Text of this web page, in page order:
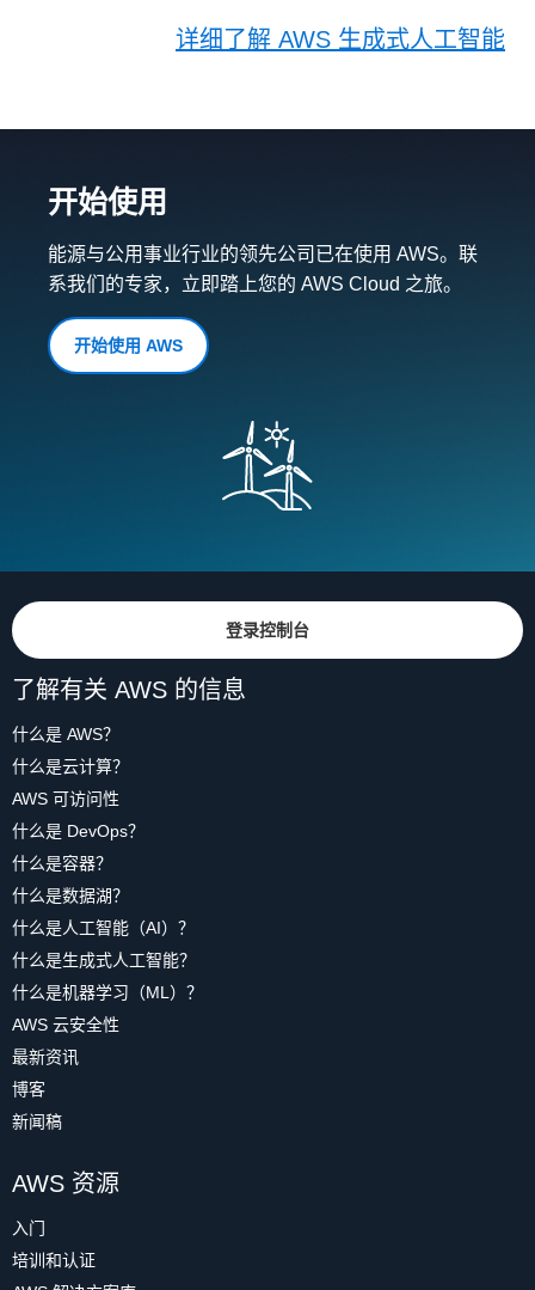
详细了解 AWS 生成式人工智能
开始使用
能源与公用事业行业的领先公司已在使用 AWS。联
系我们的专家，立即踏上您的 AWS Cloud 之旅。
开始使用 AWS
登录控制台
了解有关 AWS 的信息
什么是 AWS？
什么是云计算？
AWS 可访问性
什么是 DevOps？
什么是容器？
什么是数据湖？
什么是人工智能（AI）？
什么是生成式人工智能？
什么是机器学习（ML）？
AWS 云安全性
最新资讯
博客
新闻稿
AWS 资源
入门
培训和认证